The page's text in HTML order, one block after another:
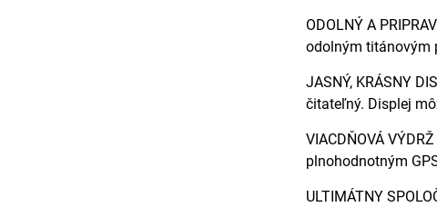
ODOLNÝ A
odolným titánovým
JASNÝ, KRÁSNY
čitateľný. Displej
VIACDŇOVÁ
plnohodnotným
ULTIMÁTNY